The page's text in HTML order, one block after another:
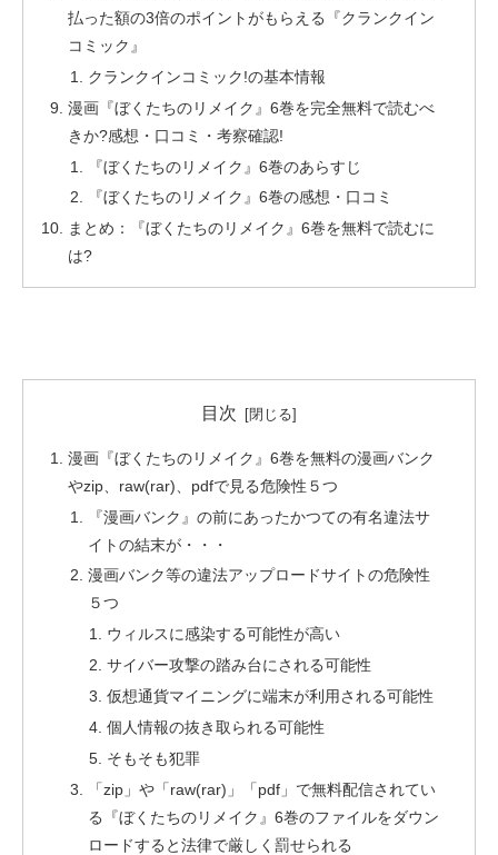
払った額の3倍のポイントがもらえる『クランクイン
コミック』
クランクインコミック!の基本情報
漫画『ぼくたちのリメイク』6巻を完全無料で読むべ
きか?感想・口コミ・考察確認!
『ぼくたちのリメイク』6巻のあらすじ
『ぼくたちのリメイク』6巻の感想・口コミ
まとめ：『ぼくたちのリメイク』6巻を無料で読むに
は?
目次
漫画『ぼくたちのリメイク』6巻を無料の漫画バンク
やzip、raw(rar)、pdfで見る危険性５つ
『漫画バンク』の前にあったかつての有名違法サ
イトの結末が・・・
漫画バンク等の違法アップロードサイトの危険性
５つ
ウィルスに感染する可能性が高い
サイバー攻撃の踏み台にされる可能性
仮想通貨マイニングに端末が利用される可能性
個人情報の抜き取られる可能性
そもそも犯罪
「zip」や「raw(rar)」「pdf」で無料配信されてい
る『ぼくたちのリメイク』6巻のファイルをダウン
ロードすると法律で厳しく罰せられる